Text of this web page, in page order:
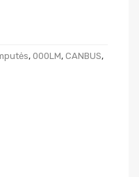
, 000LM, CANBUS,